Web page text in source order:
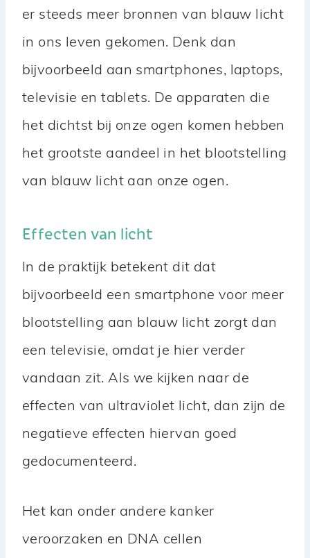
er steeds meer bronnen van blauw licht
in ons leven gekomen. Denk dan
bijvoorbeeld aan smartphones, laptops,
televisie en tablets. De apparaten die
het dichtst bij onze ogen komen hebben
het grootste aandeel in het blootstelling
van blauw licht aan onze ogen.
Effecten van licht
In de praktijk betekent dit dat
bijvoorbeeld een smartphone voor meer
blootstelling aan blauw licht zorgt dan
een televisie, omdat je hier verder
vandaan zit. Als we kijken naar de
effecten van ultraviolet licht, dan zijn de
negatieve effecten hiervan goed
gedocumenteerd.
Het kan onder andere kanker
veroorzaken en DNA cellen